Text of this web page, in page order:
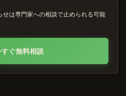
は専門家への相談で止められる可能
すぐ無料相談